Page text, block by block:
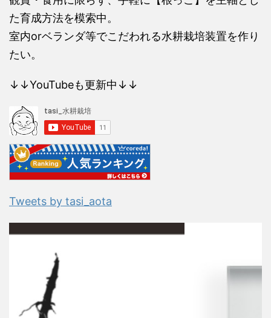
た育成方法を模索中。
室内orベランダ等でこだわれる水耕栽培装置を作り
たい。
↓↓YouTubeも更新中↓↓
Tweets by tasi_aota